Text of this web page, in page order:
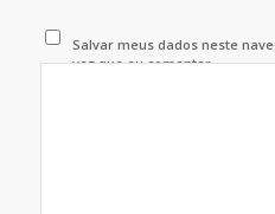
Salvar meus dados neste
vez que eu comentar.